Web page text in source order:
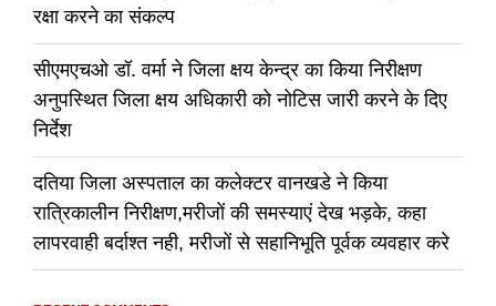
रक्षा करने का संकल्प
सीएमएचओ डॉ. वर्मा ने जिला क्षय केन्द्र का किया निरीक्षण
अनुपस्थित जिला क्षय अधिकारी को नोटिस जारी करने के दिए
निर्देश
दतिया जिला अस्पताल का कलेक्टर वानखडे ने किया
रात्रिकालीन निरीक्षण,मरीजों की समस्याएं देख भड़के, कहा
लापरवाही बर्दाश्त नही, मरीजों से सहानिभूति पूर्वक व्यवहार करे